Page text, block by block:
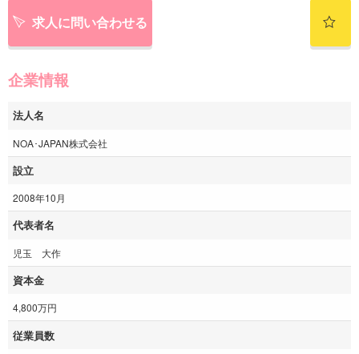
求人に問い合わせる
企業情報
法人名
NOA･JAPAN株式会社
設立
2008年10月
代表者名
児玉 大作
資本金
4,800万円
従業員数